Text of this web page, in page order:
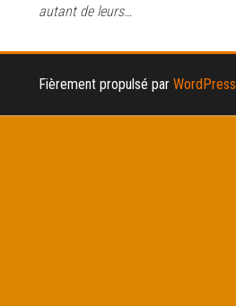
autant de leurs…
Fièrement propulsé par WordPress